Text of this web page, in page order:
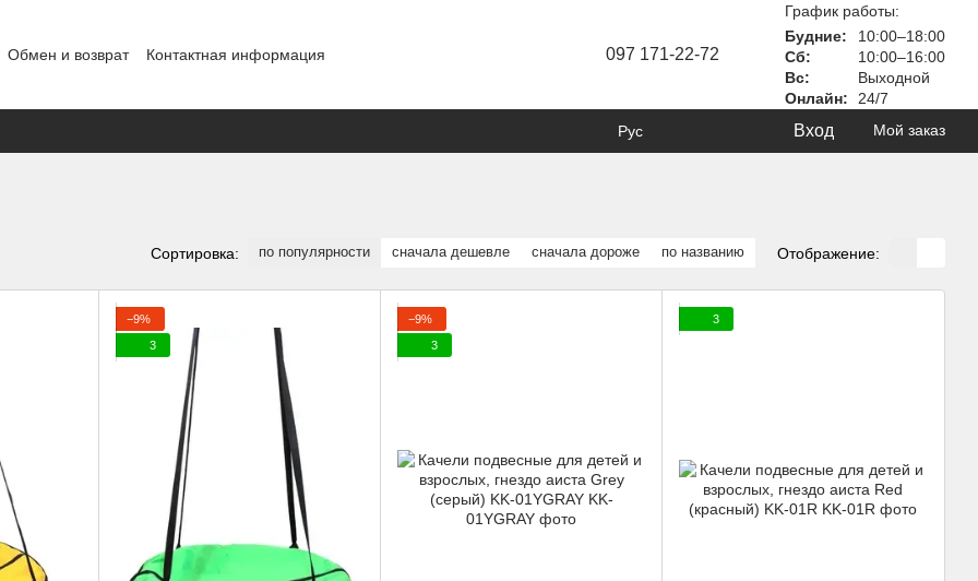
Обмен и возврат
Контактная информация
097 171-22-72
График работы:
Будние:
10:00–18:00
Сб:
10:00–16:00
Вс:
Выходной
Онлайн:
24/7
Рус Вход Мой заказ
Сортировка: по популярности сначала дешевле сначала дороже по названию Отображение:
−9%
3
−9%
3
3